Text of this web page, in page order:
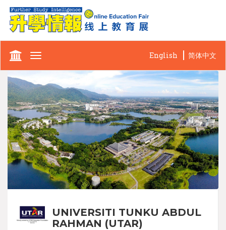
Toggle
English 简体中文
UNIVERSITI TUNKU ABDUL
RAHMAN (UTAR)